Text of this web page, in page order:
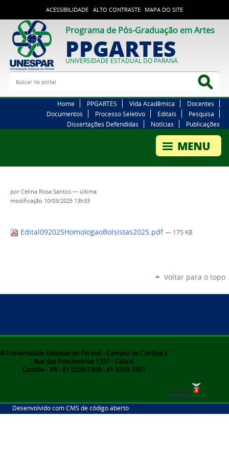
ACESSIBILIDADE ALTO CONTRASTE MAPA DO SITE
Programa de Pós-Graduação em Artes
PPGARTES
UNIVERSIDADE ESTADUAL DO PARANÁ
Buscar no portal
Home PPGARTES Vida Acadêmica
Docentes
Documentos
Processo Seletivo Editais
Pesquisa
Dissertações Defendidas
Notícias Publicações
porCelina Rosa Santos — última
modificação 10/03/2025 13h33
Edital092025HomologaoBolsistas2025.pdf — 175 KB
Voltar para o topo
© Universidade Estadual do Paraná - Campus de Curitiba II
Rua dos Funcionários 1357 - Cabral
Curitiba - PR - 41 3250-7300 - 41 3250-7301
Desenvolvido com CMS de código aberto